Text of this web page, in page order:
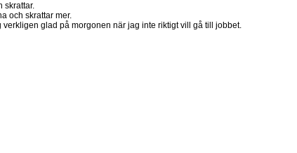
skrattar.
och skrattar mer.
glad på morgonen när jag inte riktigt vill gå till jobbet.